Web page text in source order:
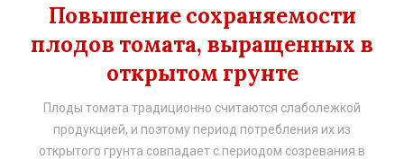
Повышение сохраняемости
плодов томата, выращенных в
открытом грунте
Плоды томата традиционно считаются слаболежкой
продукцией, и поэтому период потребления их из
открытого грунта совпадает с периодом созревания в